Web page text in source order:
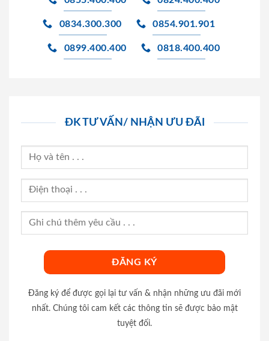
0834.300.300 0854.901.901
0899.400.400 0818.400.400
ĐK TƯ VẤN/ NHẬN ƯU ĐÃI
Đăng ký để được gọi lại tư vấn & nhận những ưu đãi mới
nhất. Chúng tôi cam kết các thông tin sẽ được bảo mật
tuyệt đối.